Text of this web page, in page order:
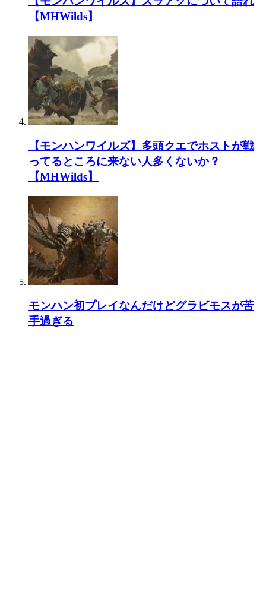
【MHWilds】
【モンハンワイルズ】多頭クエでホストが戦
ってるところに来ない人多くないか？
【MHWilds】
モンハン初プレイなんだけどグラビモスが苦
手過ぎる